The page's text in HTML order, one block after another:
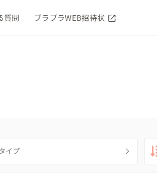
質問 ブラプラWEB招待状
イプ